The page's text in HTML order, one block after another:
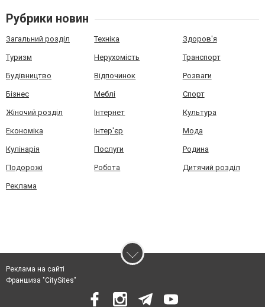
Рубрики новин
Загальний розділ Техніка Здоров'я
Туризм Нерухомість Транспорт
Будівництво Відпочинок Розваги
Бізнес Меблі Спорт
Жіночий розділ Інтернет Культура
Економіка Інтер'єр Мода
Кулінарія Послуги Родина
Подорожі Робота Дитячий розділ
Реклама
Реклама на сайті
Франшиза "CitySites"